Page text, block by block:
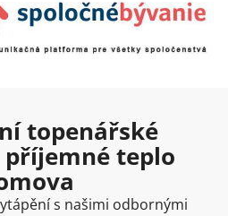
topenářské
teplo
s našimi odbornými